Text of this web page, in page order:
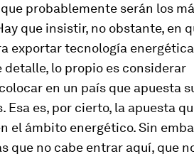
probablemente serán los
que insistir, no obstante, en
exportar tecnología
lo propio es considerar
en un país que apuesta
es, por cierto, la apuesta
el ámbito energético. Sin
que no cabe entrar aquí, que